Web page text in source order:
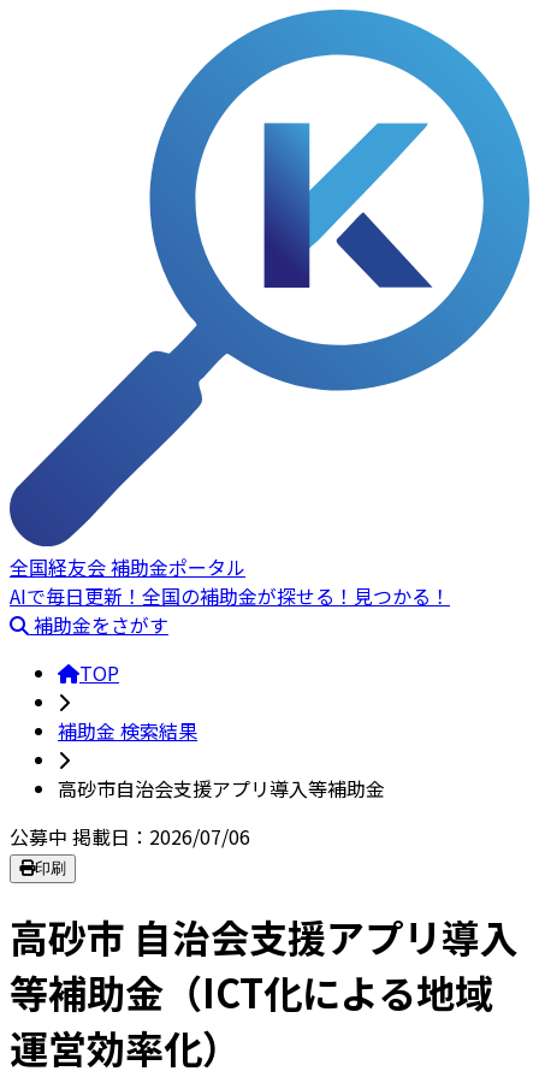
全国経友会 補助金ポータル
AIで毎日更新！全国の補助金が探せる！見つかる！
補助金をさがす
TOP
補助金 検索結果
高砂市自治会支援アプリ導入等補助金
公募中 掲載日：2026/07/06
印刷
高砂市 自治会支援アプリ導入
等補助金（ICT化による地域
運営効率化）